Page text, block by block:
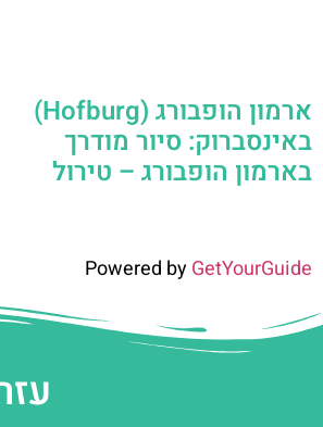
ארמון הופבורג (Hofburg)
באינסברוק: סיור מודרך
בארמון הופבורג – טירול
Powered byGetYourGuide